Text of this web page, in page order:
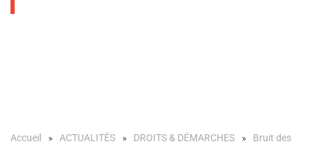
Accueil ACTUALITÉS DROITS & DÉMARCHES
Bruit des